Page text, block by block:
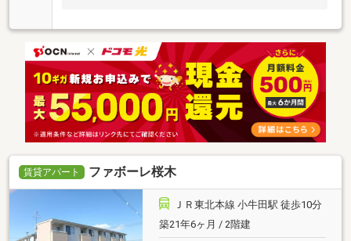
賃貸アパート ファボーレ桜木
ＪＲ東北本線 小牛田駅 徒歩10分
築21年6ヶ月 / 2階建